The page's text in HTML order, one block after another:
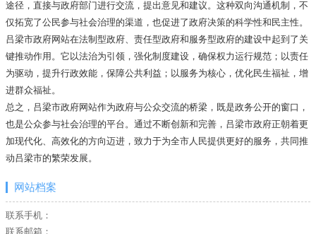
途径，直接与政府部门进行交流，提出意见和建议。这种双向沟通机制，不
仅拓宽了公民参与社会治理的渠道，也促进了政府决策的科学性和民主性。
吕梁市政府网站在法制型政府、责任型政府和服务型政府的建设中起到了关
键推动作用。它以法治为引领，强化制度建设，确保权力运行规范；以责任
为驱动，提升行政效能，保障公共利益；以服务为核心，优化民生福祉，增
进群众福祉。
总之，吕梁市政府网站作为政府与公众交流的桥梁，既是政务公开的窗口，
也是公众参与社会治理的平台。通过不断创新和完善，吕梁市政府正朝着更
加现代化、高效化的方向迈进，致力于为全市人民提供更好的服务，共同推
动吕梁市的繁荣发展。
网站档案
联系手机：
联系邮箱：